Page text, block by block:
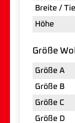
Breite /
Höhe
Größe
Größe A
Größe B
Größe C
Größe D